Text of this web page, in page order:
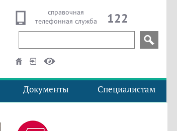
справочная
телефонная служба
122
Документы Специалистам